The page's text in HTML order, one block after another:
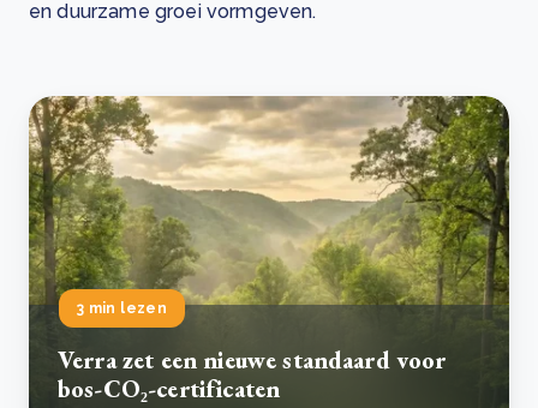
en duurzame groei vormgeven.
3 min lezen
Verra zet een nieuwe standaard voor
bos-CO₂-certificaten